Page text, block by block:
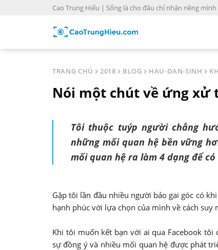
Cao Trung Hiếu | Sống là cho đâu chỉ nhận riêng mình
TRANG CHỦ 2018 BLOG HAU-DAN-SINH
Nói một chút về ứng xử
Tôi thuộc tuýp người chẳng
những mối quan hệ bền vững
mối quan hệ ra làm 4 dạng để
Gặp tôi lần đầu nhiều người bảo gai góc có
hạnh phúc với lựa chọn của mình về cách suy
Khi tôi muốn kết bạn với ai qua Facebook
sự đồng ý và nhiều mối quan hệ được phát